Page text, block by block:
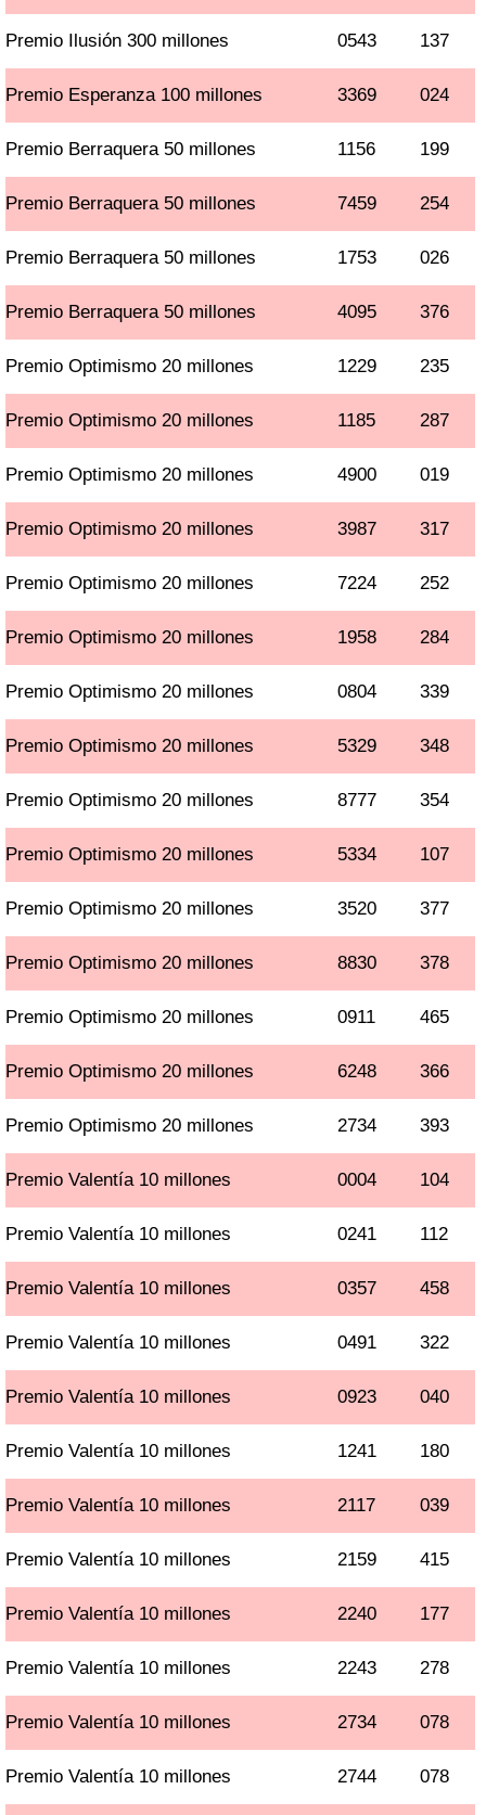
Premio Ilusión 300 millones 0543 137
Premio Esperanza 100 millones 3369 024
Premio Berraquera 50 millones 1156 199
Premio Berraquera 50 millones 7459 254
Premio Berraquera 50 millones 1753 026
Premio Berraquera 50 millones 4095 376
Premio Optimismo 20 millones 1229 235
Premio Optimismo 20 millones 1185 287
Premio Optimismo 20 millones 4900 019
Premio Optimismo 20 millones 3987 317
Premio Optimismo 20 millones 7224 252
Premio Optimismo 20 millones 1958 284
Premio Optimismo 20 millones 0804 339
Premio Optimismo 20 millones 5329 348
Premio Optimismo 20 millones 8777 354
Premio Optimismo 20 millones 5334 107
Premio Optimismo 20 millones 3520 377
Premio Optimismo 20 millones 8830 378
Premio Optimismo 20 millones 0911 465
Premio Optimismo 20 millones 6248 366
Premio Optimismo 20 millones 2734 393
Premio Valentía 10 millones 0004 104
Premio Valentía 10 millones 0241 112
Premio Valentía 10 millones 0357 458
Premio Valentía 10 millones 0491 322
Premio Valentía 10 millones 0923 040
Premio Valentía 10 millones 1241 180
Premio Valentía 10 millones 2117 039
Premio Valentía 10 millones 2159 415
Premio Valentía 10 millones 2240 177
Premio Valentía 10 millones 2243 278
Premio Valentía 10 millones 2734 078
Premio Valentía 10 millones 2744 078